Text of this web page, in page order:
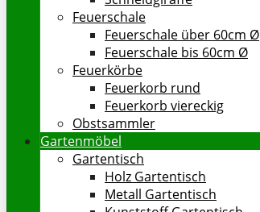
Feuerschale
Feuerschale über 60cm Ø
Feuerschale bis 60cm Ø
Feuerkörbe
Feuerkorb rund
Feuerkorb viereckig
Obstsammler
Gartenmöbel
Gartentisch
Holz Gartentisch
Metall Gartentisch